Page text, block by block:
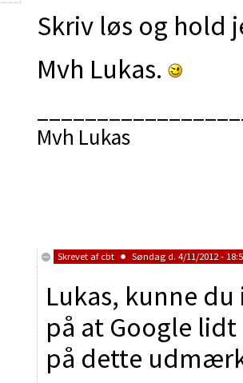
Skriv løs og hold
Mvh Lukas.
Mvh Lukas
Skrevet af cbt Søndag d. 4/11/2012 -
Lukas, kunne
på at Google
på dette